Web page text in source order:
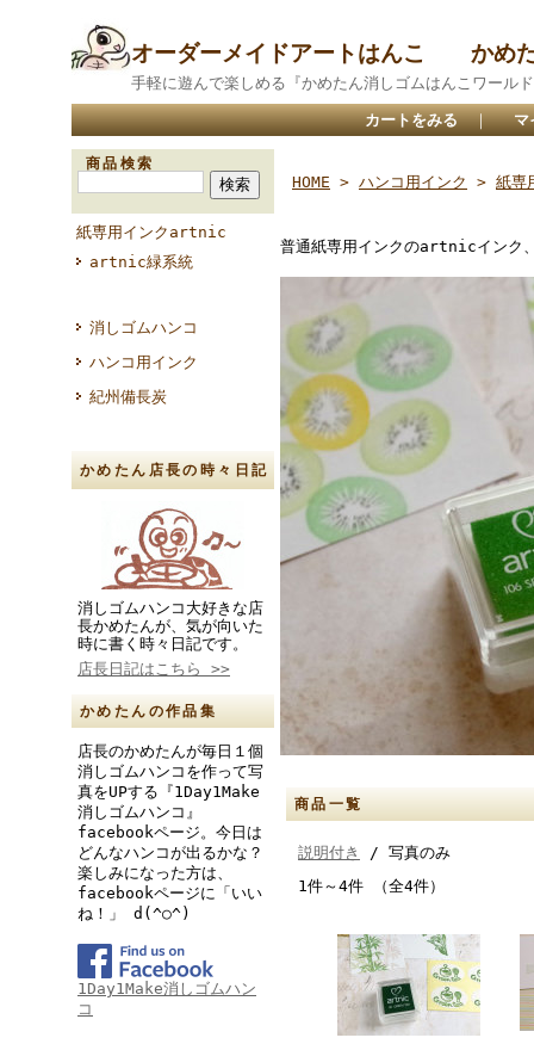
オーダーメイドアートはんこ かめ
手軽に遊んで楽しめる『かめたん消しゴムはんこワール
カートをみる ｜ マ
商品検索
紙専用インクartnic
artnic緑系統
消しゴムハンコ
ハンコ用インク
紀州備長炭
かめたん店長の時々日記
消しゴムハンコ大好きな店
長かめたんが、気が向いた
時に書く時々日記です。
店長日記はこちら >>
かめたんの作品集
店長のかめたんが毎日１個
消しゴムハンコを作って写
真をUPする『1Day1Make
消しゴムハンコ』
facebookページ。今日は
どんなハンコが出るかな？
楽しみになった方は、
facebookページに「いい
ね！」 d(^○^)
1Day1Make消しゴムハン
コ
HOME > ハンコ用インク > 紙
普通紙専用インクのartnicインク
商品一覧
説明付き
/ 写真のみ
1件～4件 （全4件）